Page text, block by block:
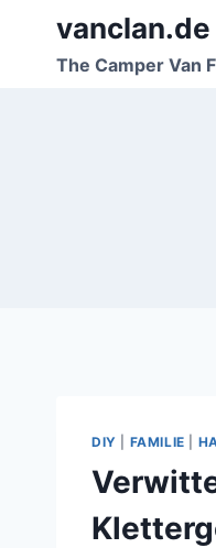
springenThe Camper Van
DIY FAMILIE